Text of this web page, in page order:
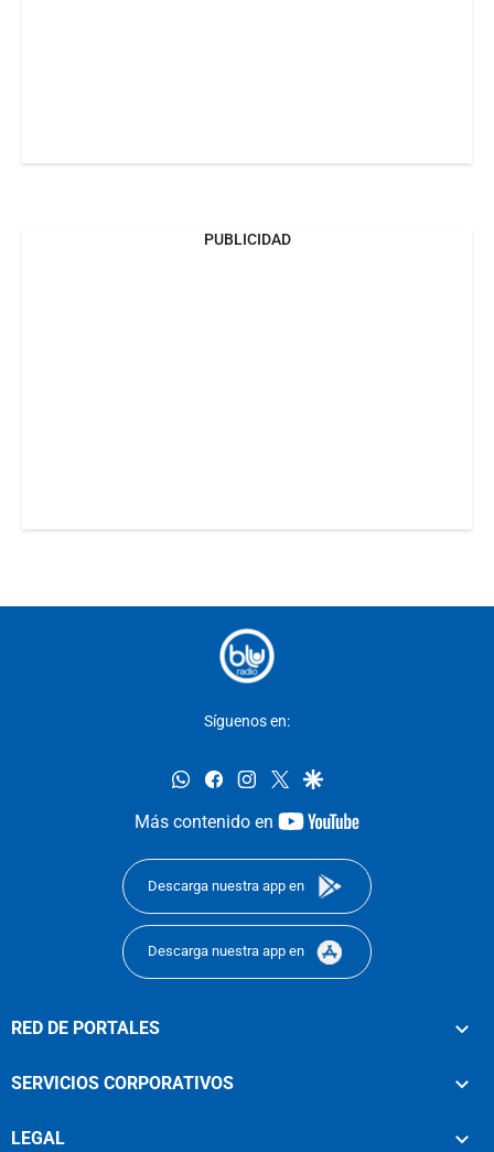
PUBLICIDAD
Síguenos en:
whatsappfacebookinstagram
twittergoogle
Más contenido en
youtube-
Descarga nuestra app en
Descarga nuestra app en
RED DE PORTALES
SERVICIOS CORPORATIVOS
LEGAL